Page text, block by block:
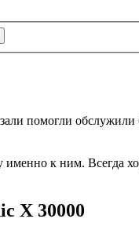
помогли
к ним. Всегда
X 30000